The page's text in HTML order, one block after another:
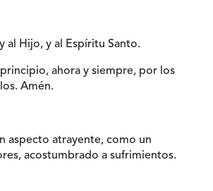
al Hijo, y al Espíritu Santo.
ahora y siempre, por los
Amén.
aspecto atrayente, como un
acostumbrado a sufrimientos.